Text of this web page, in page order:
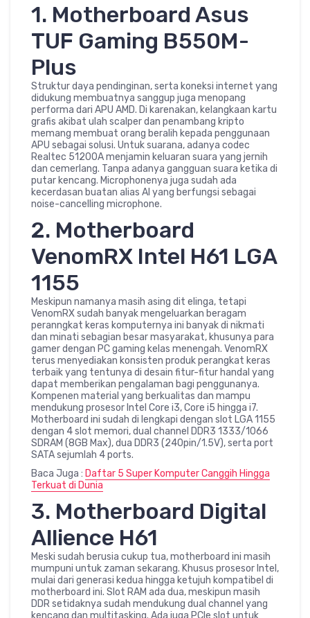
1. Motherboard Asus
TUF Gaming B550M-
Plus
Struktur daya pendinginan, serta koneksi internet yang
didukung membuatnya sanggup juga menopang
performa dari APU AMD. Di karenakan, kelangkaan kartu
grafis akibat ulah scalper dan penambang kripto
memang membuat orang beralih kepada penggunaan
APU sebagai solusi. Untuk suarana, adanya codec
Realtec 51200A menjamin keluaran suara yang jernih
dan cemerlang. Tanpa adanya gangguan suara ketika di
putar kencang. Microphonenya juga sudah ada
kecerdasan buatan alias AI yang berfungsi sebagai
noise-cancelling microphone.
2. Motherboard
VenomRX Intel H61 LGA
1155
Meskipun namanya masih asing dit elinga, tetapi
VenomRX sudah banyak mengeluarkan beragam
peranngkat keras komputernya ini banyak di nikmati
dan minati sebagian besar masyarakat, khusunya para
gamer dengan PC gaming kelas menengah. VenomRX
terus menyediakan konsisten produk perangkat keras
terbaik yang tentunya di desain fitur-fitur handal yang
dapat memberikan pengalaman bagi penggunanya.
Kompenen material yang berkualitas dan mampu
mendukung prosesor Intel Core i3, Core i5 hingga i7.
Motherboard ini sudah di lengkapi dengan slot LGA 1155
dengan 4 slot memori, dual channel DDR3 1333/1066
SDRAM (8GB Max), dua DDR3 (240pin/1.5V), serta port
SATA sejumlah 4 ports.
Baca Juga : Daftar 5 Super Komputer Canggih Hingga
Terkuat di Dunia
3. Motherboard Digital
Allience H61
Meski sudah berusia cukup tua, motherboard ini masih
mumpuni untuk zaman sekarang. Khusus prosesor Intel,
mulai dari generasi kedua hingga ketujuh kompatibel di
motherboard ini. Slot RAM ada dua, meskipun masih
DDR setidaknya sudah mendukung dual channel yang
kencang dan multitasking. Ada juga PCle slot untuk